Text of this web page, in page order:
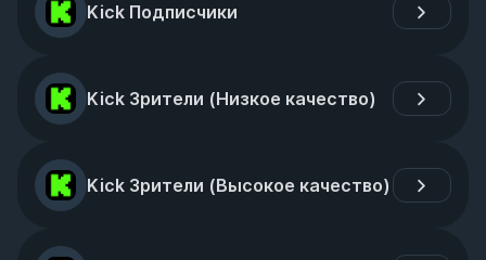
Kick Подписчики
Kick Зрители (Низкое качество)
Kick Зрители (Высокое качество)